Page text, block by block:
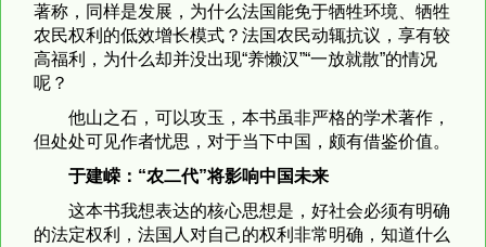
著称，同样是发展，为什么法国能免于牺牲环境、牺牲
农民权利的低效增长模式？法国农民动辄抗议，享有较
高福利，为什么却并没出现“养懒汉”“一放就散”的情况
呢？
他山之石，可以攻玉，本书虽非严格的学术著作，
但处处可见作者忧思，对于当下中国，颇有借鉴价值。
于建嵘：“农二代”将影响中国未来
这本书我想表达的核心思想是，好社会必须有明确
的法定权利，法国人对自己的权利非常明确，知道什么